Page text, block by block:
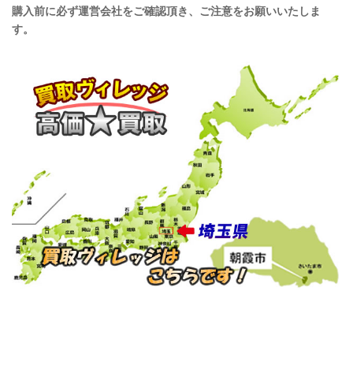
購入前に必ず運営会社をご確認頂き、ご注意をお願いいたしま
す。